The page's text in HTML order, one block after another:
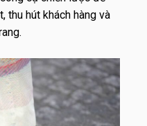
thu hút khách hàng và